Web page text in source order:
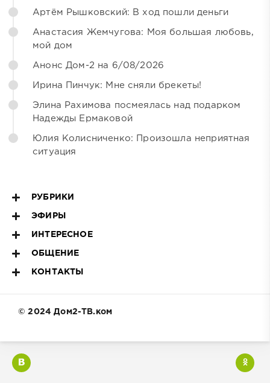
Артём Рышковский: В ход пошли деньги
Анастасия Жемчугова: Моя большая любовь,
мой дом
Анонс Дом-2 на 6/08/2026
Ирина Пинчук: Мне сняли брекеты!
Элина Рахимова посмеялась над подарком
Надежды Ермаковой
Юлия Колисниченко: Произошла неприятная
ситуация
РУБРИКИ
ЭФИРЫ
ИНТЕРЕСНОЕ
ОБЩЕНИЕ
КОНТАКТЫ
© 2024 Дом2-ТВ.ком